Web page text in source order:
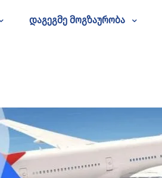
დაგეგმე მოგზაურობა